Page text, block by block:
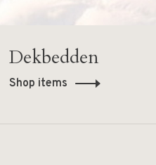
Dekbedden
Shop items